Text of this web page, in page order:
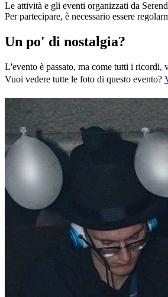
Le attività e gli eventi organizzati da
Per partecipare, è necessario essere
Un po' di nostalgia?
L'evento è passato, ma come tutti i
Vuoi vedere tutte le foto di questo evento?